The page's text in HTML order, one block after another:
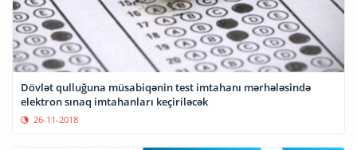
Dövlət qulluğuna müsabiqənin test imtahanı mərhələsində
elektron sınaq imtahanları keçiriləcək
26-11-2018